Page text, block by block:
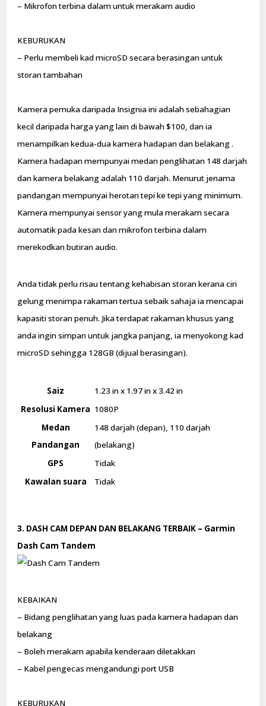
– Mikrofon terbina dalam untuk merakam audio
KEBURUKAN
– Perlu membeli kad microSD secara berasingan untuk
storan tambahan
Kamera pemuka daripada Insignia ini adalah sebahagian
kecil daripada harga yang lain di bawah $100, dan ia
menampilkan kedua-dua kamera hadapan dan belakang .
Kamera hadapan mempunyai medan penglihatan 148 darjah
dan kamera belakang adalah 110 darjah. Menurut jenama
pandangan mempunyai herotan tepi ke tepi yang minimum.
Kamera mempunyai sensor yang mula merakam secara
automatik pada kesan dan mikrofon terbina dalam
merekodkan butiran audio.
Anda tidak perlu risau tentang kehabisan storan kerana ciri
gelung menimpa rakaman tertua sebaik sahaja ia mencapai
kapasiti storan penuh. Jika terdapat rakaman khusus yang
anda ingin simpan untuk jangka panjang, ia menyokong kad
microSD sehingga 128GB (dijual berasingan).
Saiz
1.23 in x 1.97 in x 3.42 in
Resolusi Kamera 1080P
Medan
Pandangan
148 darjah (depan), 110 darjah
(belakang)
GPS
Tidak
Kawalan suara
Tidak
3. DASH CAM DEPAN DAN BELAKANG TERBAIK – Garmin
Dash Cam Tandem
KEBAIKAN
– Bidang penglihatan yang luas pada kamera hadapan dan
belakang
– Boleh merakam apabila kenderaan diletakkan
– Kabel pengecas mengandungi port USB
KEBURUKAN